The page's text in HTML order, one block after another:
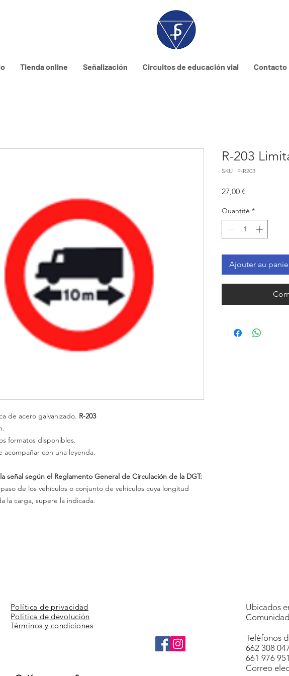
Tienda online Señalización Circuitos de educación vial Contacto
de acero galvanizado. R-203
formatos disponibles.
acompañar con una leyenda.
señal según el Reglamento General de Circulación de la DGT:
de los vehículos o conjunto de vehículos cuya longitud
la carga, supere la indicada.
R-203
SKU : P-R203
27,00 €
Quantité *
Ajouter au
Política de privacidad
Política de devolución
Términos y condiciones
Ubicados
Teléfonos
662 308
661 976 951
Correo